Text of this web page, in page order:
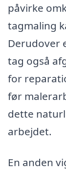
påvirke
tagmaling
Derudover
tag også
for
før
dette
arbejdet.
En anden